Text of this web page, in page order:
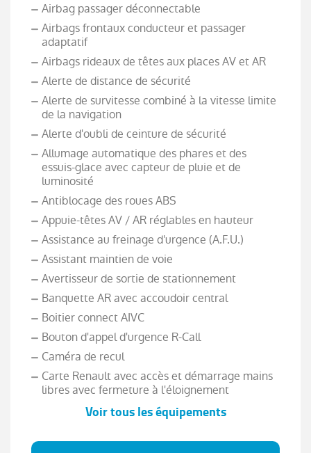
Airbag passager déconnectable
Airbags frontaux conducteur et passager
adaptatif
Airbags rideaux de têtes aux places AV et AR
Alerte de distance de sécurité
Alerte de survitesse combiné à la vitesse limite
de la navigation
Alerte d'oubli de ceinture de sécurité
Allumage automatique des phares et des
essuis-glace avec capteur de pluie et de
luminosité
Antiblocage des roues ABS
Appuie-têtes AV / AR réglables en hauteur
Assistance au freinage d'urgence (A.F.U.)
Assistant maintien de voie
Avertisseur de sortie de stationnement
Banquette AR avec accoudoir central
Boitier connect AIVC
Bouton d'appel d'urgence R-Call
Caméra de recul
Carte Renault avec accès et démarrage mains
libres avec fermeture à l'éloignement
Voir tous les équipements